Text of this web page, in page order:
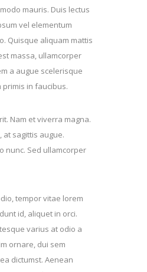
mauris. Duis lectus
vel elementum
Quisque aliquam mattis
massa, ullamcorper
a augue scelerisque
in faucibus.
Nam et viverra magna.
at sagittis augue.
nunc. Sed ullamcorper
tempor vitae lorem
id, aliquet in orci.
varius at odio a
ornare, dui sem
dictumst. Aenean